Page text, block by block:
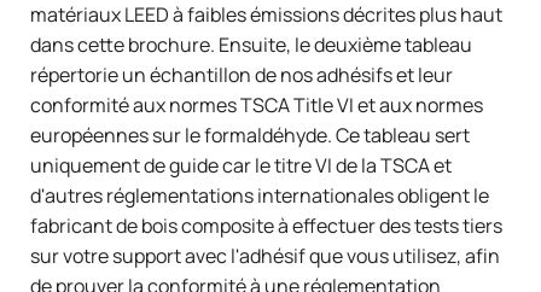
matériaux LEED à faibles émissions décrites plus haut
dans cette brochure. Ensuite, le deuxième tableau
répertorie un échantillon de nos adhésifs et leur
conformité aux normes TSCA Title VI et aux normes
européennes sur le formaldéhyde. Ce tableau sert
uniquement de guide car le titre VI de la TSCA et
d'autres réglementations internationales obligent le
fabricant de bois composite à effectuer des tests tiers
sur votre support avec l'adhésif que vous utilisez, afin
de prouver la conformité à une réglementation